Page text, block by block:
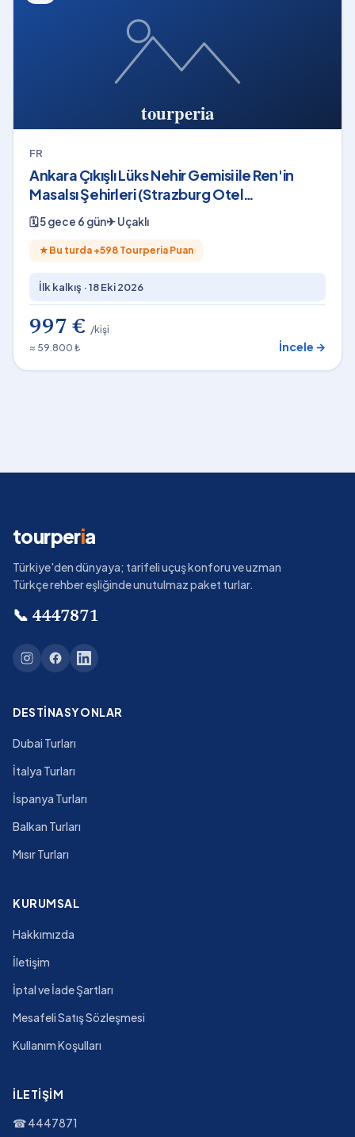
FR
Ankara Çıkışlı Lüks Nehir Gemisi ile Ren'in
Masalsı Şehirleri (Strazburg Otel
Konaklamalı)
🗓5 gece 6 gün✈Uçaklı
★ Bu turda +598 Tourperia Puan
İlk kalkış ·18 Eki 2026
997 € /kişi
≈ 59.800 ₺
İncele →
tourperia
Türkiye'den dünyaya; tarifeli uçuş konforu ve uzman
Türkçe rehber eşliğinde unutulmaz paket turlar.
📞 4447871
DESTINASYONLAR
Dubai Turları
İtalya Turları
İspanya Turları
Balkan Turları
Mısır Turları
KURUMSAL
Hakkımızda
İletişim
İptal ve İade Şartları
Mesafeli Satış Sözleşmesi
Kullanım Koşulları
İLETIŞIM
☎4447871